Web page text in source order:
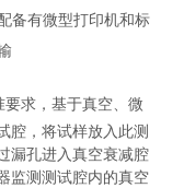
备有微型打印机和标
要求，基于真空、微
腔，将试样放入此测
漏孔进入真空衰减腔
监测测试腔内的真空